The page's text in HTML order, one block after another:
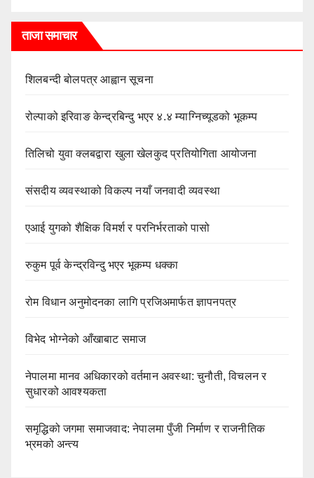
ताजा समाचार
शिलबन्दी बोलपत्र आह्वान सूचना
रोल्पाको इरिवाङ केन्द्रबिन्दु भएर ४.४ म्याग्निच्यूडको भूकम्प
तिलिचो युवा क्लबद्वारा खुला खेलकुद प्रतियोगिता आयोजना
संसदीय व्यवस्थाको विकल्प नयाँ जनवादी व्यवस्था
एआई युगको शैक्षिक विमर्श र परनिर्भरताको पासो
रुकुम पूर्व केन्द्रविन्दु भएर भूकम्प धक्का
रोम विधान अनुमोदनका लागि प्रजिअमार्फत ज्ञापनपत्र
विभेद भोग्नेको आँखाबाट समाज
नेपालमा मानव अधिकारको वर्तमान अवस्था: चुनौती, विचलन र
सुधारको आवश्यकता
समृद्धिको जगमा समाजवाद: नेपालमा पुँजी निर्माण र राजनीतिक
भ्रमको अन्त्य